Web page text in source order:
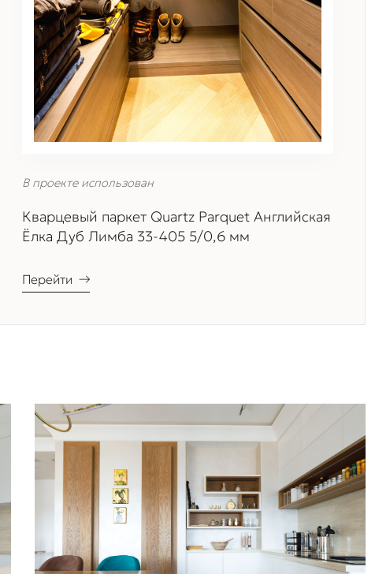
В проекте использован
Кварцевый паркет Quartz Parquet Английская
Ёлка Дуб Лимба 33-405 5/0,6 мм
Перейти →